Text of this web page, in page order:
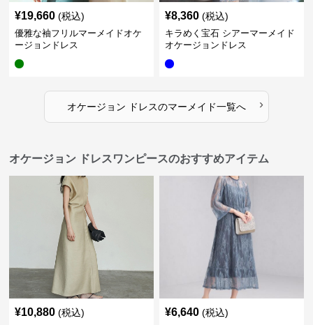
¥19,660 (税込)
優雅な袖フリルマーメイドオケ
ージョンドレス
¥8,360 (税込)
キラめく宝石 シアーマーメイド
オケージョンドレス
オケージョン ドレスのマーメイド一覧へ ›
オケージョン ドレスワンピースのおすすめアイテム
¥10,880 (税込) ¥6,640 (税込)